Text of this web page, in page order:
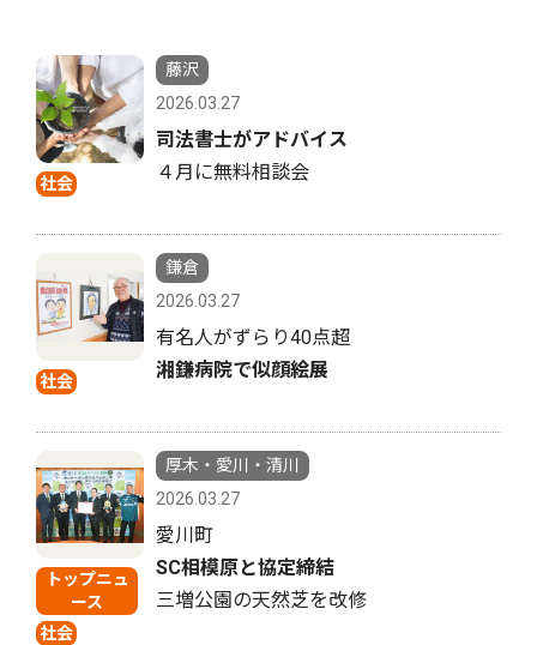
社会
藤沢
2026.03.27
司法書士がアドバイス
４月に無料相談会
社会
鎌倉
2026.03.27
有名人がずらり40点超
湘鎌病院で似顔絵展
トップニュ
ース
社会
厚木・愛川・清川
2026.03.27
愛川町
SC相模原と協定締結
三増公園の天然芝を改修